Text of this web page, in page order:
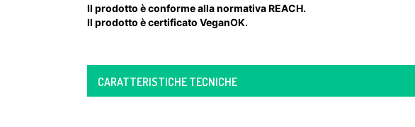
Il prodotto è conforme alla normativa REACH.
Il prodotto è certificato VeganOK.
CARATTERISTICHE TECNICHE